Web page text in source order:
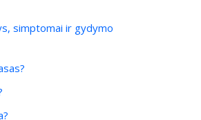
simptomai ir gydymo